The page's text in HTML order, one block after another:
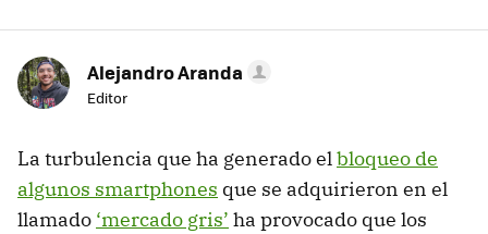
Alejandro Aranda
Editor
La turbulencia que ha generado elbloqueo de
algunos smartphones que se adquirieron en el
llamado ‘mercado gris’ ha provocado que los